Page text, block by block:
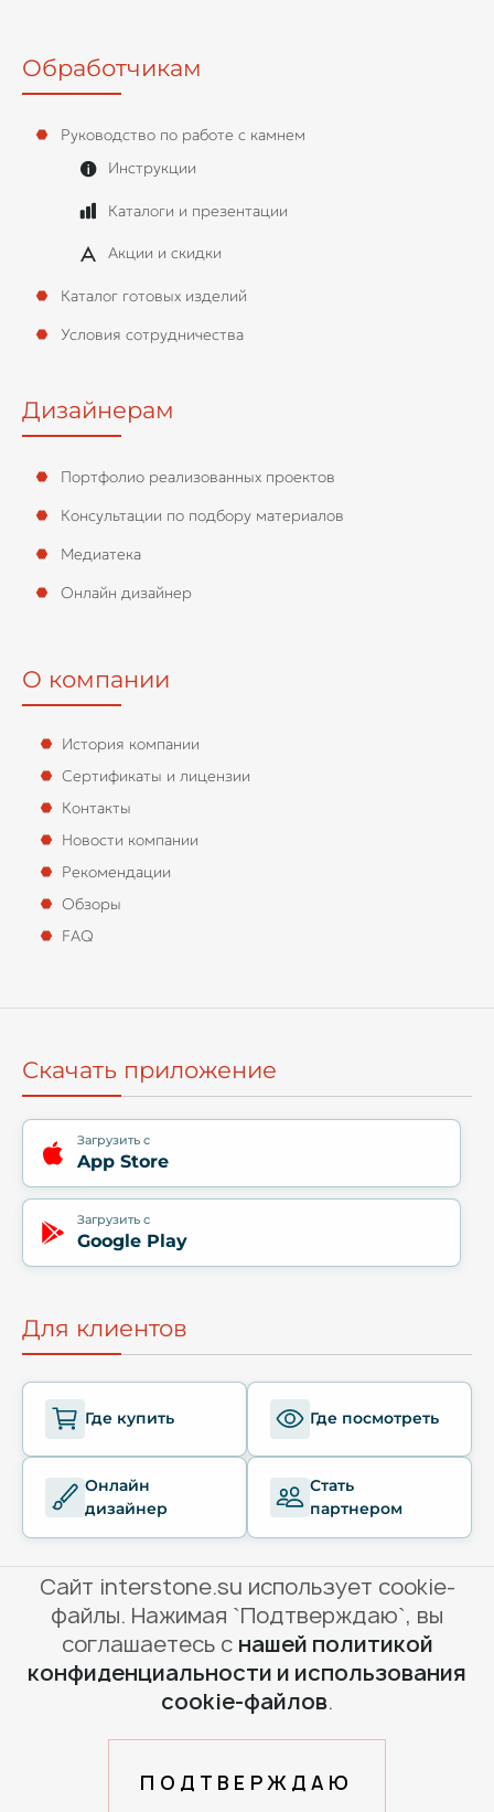
Обработчикам
Руководство по работе с камнем
Инструкции
Каталоги и презентации
Акции и скидки
Каталог готовых изделий
Условия сотрудничества
Дизайнерам
Портфолио реализованных проектов
Консультации по подбору материалов
Медиатека
Онлайн дизайнер
О компании
История компании
Сертификаты и лицензии
Контакты
Новости компании
Рекомендации
Обзоры
FAQ
Скачать приложение
Загрузить с
App Store
Загрузить с
Google Play
Для клиентов
Где купить Где посмотреть
Онлайн
дизайнер
Стать
партнером
© Interstone, 2010-2026
Условия использования сайта
Политика конфиденциальности
Сайт interstone.su использует cookie-
файлы. Нажимая `Подтверждаю`, вы
соглашаетесь с нашей политикой
конфиденциальности и использования
cookie-файлов.
ПОДТВЕРЖДАЮ